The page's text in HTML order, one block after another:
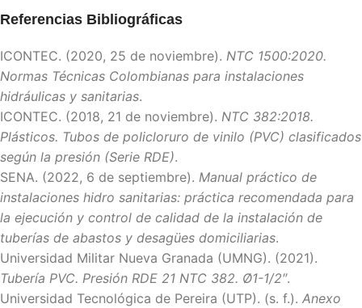
Referencias Bibliográficas
ICONTEC. (2020, 25 de noviembre). NTC 1500:2020.
Normas Técnicas Colombianas para instalaciones
hidráulicas y sanitarias.
ICONTEC. (2018, 21 de noviembre). NTC 382:2018.
Plásticos. Tubos de policloruro de vinilo (PVC) clasificados
según la presión (Serie RDE).
SENA. (2022, 6 de septiembre). Manual práctico de
instalaciones hidro sanitarias: práctica recomendada para
la ejecución y control de calidad de la instalación de
tuberías de abastos y desagües domiciliarias.
Universidad Militar Nueva Granada (UMNG). (2021).
Tubería PVC. Presión RDE 21 NTC 382. Ø1-1/2″.
Universidad Tecnológica de Pereira (UTP). (s. f.). Anexo